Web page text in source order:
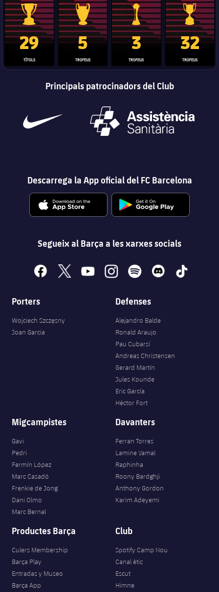
Trofeu de la Liga
29
TÍTOLS
Trofeu de la Lliga de Campions
5
TROFEUS
Trofeu del Mundial de Clubs
3
TROFEUS
Copa del
32
TROFEUS
Principals patrocinadors del Club
Descarrega la App oficial del FC Barcelona
Segueix al Barça a les xarxes socials
facebook
x youtubeinstagramspotify discord tiktok
Porters
Wojciech Szczęsny
Joan Garcia
Defenses
Alejandro Balde
Ronald Araujo
Pau Cubarsí
Andreas Christensen
Gerard Martín
Jules Kounde
Eric García
Héctor Fort
Migcampistes
Gavi
Pedri
Fermín López
Marc Casadó
Frenkie de Jong
Dani Olmo
Marc Bernal
Davanters
Ferran Torres
Lamine Yamal
Raphinha
Roony Bardghji
Anthony Gordon
Karim Adeyemi
Productes Barça
Culers Membership
Barça Play
Entradas y Museo
Barça App
Club
Spotify Camp Nou
Canal ètic
Escut
Himne